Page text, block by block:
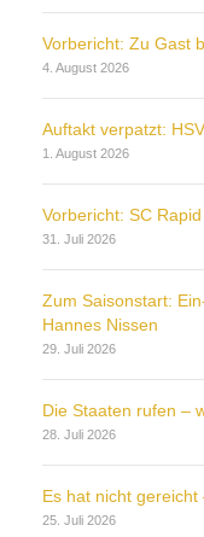
Vorbericht: Zu Gast
4. August 2026
Auftakt verpatzt:
1. August 2026
Vorbericht: SC
31. Juli 2026
Zum Saisonstart:
Hannes Nissen
29. Juli 2026
Die Staaten rufen –
28. Juli 2026
Es hat nicht
25. Juli 2026